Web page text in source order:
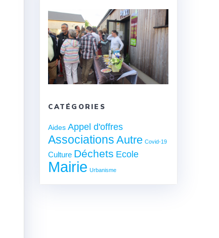
CATÉGORIES
Aides Appel d'offres
Associations Autre Covid-19
Culture Déchets Ecole
Mairie Urbanisme